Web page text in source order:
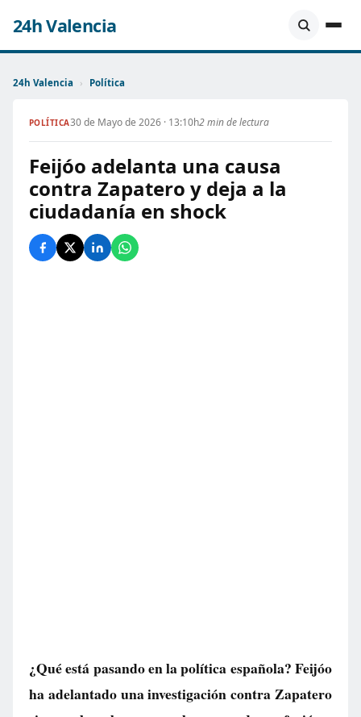
24h Valencia
24h Valencia › Política
POLÍTICA30 de Mayo de 2026 · 13:10h2 min de lectura
Feijóo adelanta una causa
contra Zapatero y deja a la
ciudadanía en shock
¿Qué está pasando en la política española? Feijóo
ha adelantado una investigación contra Zapatero